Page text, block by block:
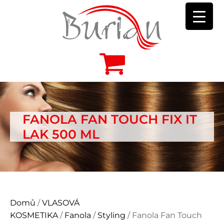
FANOLA FAN TOUCH FIX IT
LAK 500 ML
Domů /VLASOVÁ
KOSMETIKA / Fanola / Styling / Fanola Fan Touch